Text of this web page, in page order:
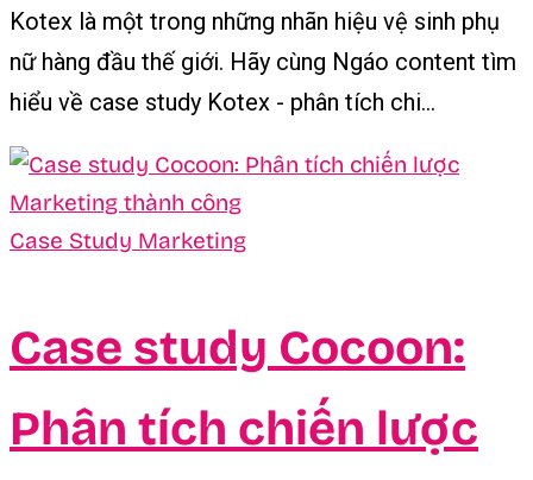
Kotex là một trong những nhãn hiệu vệ sinh phụ
nữ hàng đầu thế giới. Hãy cùng Ngáo content tìm
hiểu về case study Kotex - phân tích chi...
Case Study Marketing
Case study Cocoon:
Phân tích chiến lược